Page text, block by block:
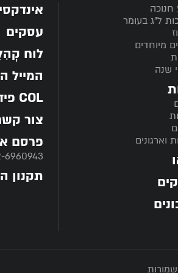
ל"ג בעומר
מיוחדים
שנה
וארגונים
עסקים
לוח
המייל
COL פיד
צור
פרסם
6960943
תקנון